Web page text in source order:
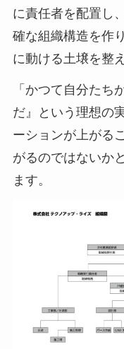
に責任者を配置し
確な組織構造を作
に動ける土壌を整
「かつて自分たち
だ』という理想の
ーションが上がる
がるのではないか
ます。